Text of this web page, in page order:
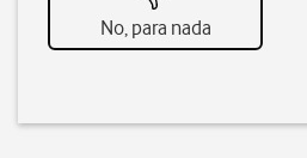
No, para nada